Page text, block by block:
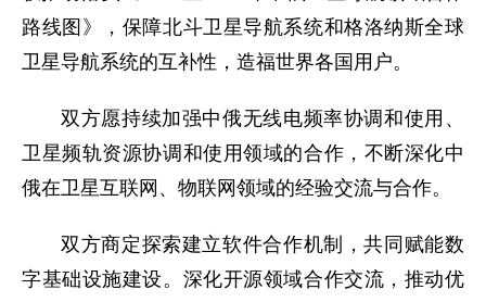
路线图》，保障北斗卫星导航系统和格洛纳斯全球
卫星导航系统的互补性，造福世界各国用户。
双方愿持续加强中俄无线电频率协调和使用、
卫星频轨资源协调和使用领域的合作，不断深化中
俄在卫星互联网、物联网领域的经验交流与合作。
双方商定探索建立软件合作机制，共同赋能数
字基础设施建设。深化开源领域合作交流，推动优